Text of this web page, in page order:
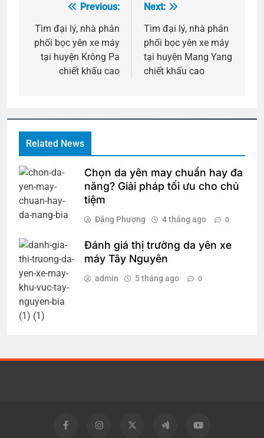
hướng
bài
Previous:
Tìm đại lý, nhà phân
phối bọc yên xe máy
tại huyện Krông Pa
chiết khấu cao
Next:
Tìm đại lý, nhà phân
phối bọc yên xe máy
tại huyện Mang Yang
chiết khấu cao
Related News
Chọn da yên may chuẩn hay đa
năng? Giải pháp tối ưu cho chủ
tiệm
Đặng Phượng 4 tháng ago 0
Đánh giá thị trường da yên xe
máy Tây Nguyên
admin 5 tháng ago 0